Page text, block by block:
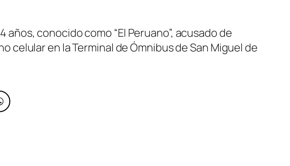
conocido como “El Peruano”, acusado de
en la Terminal de Ómnibus de San Miguel de